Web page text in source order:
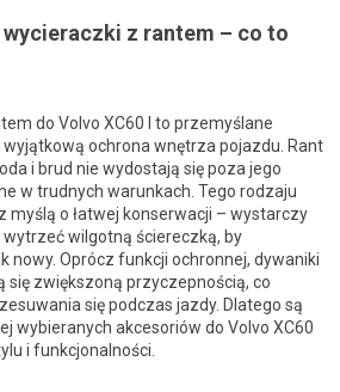
wycieraczki z rantem – co to
do Volvo XC60 I to przemyślane
ochrona wnętrza pojazdu. Rant
i brud nie wydostają się poza jego
w trudnych warunkach. Tego rodzaju
myślą o łatwej konserwacji – wystarczy
wilgotną ściereczką, by
nowy. Oprócz funkcji ochronnej, dywaniki
zwiększoną przyczepnością, co
się podczas jazdy. Dlatego są
wybieranych akcesoriów do Volvo XC60
i funkcjonalności.